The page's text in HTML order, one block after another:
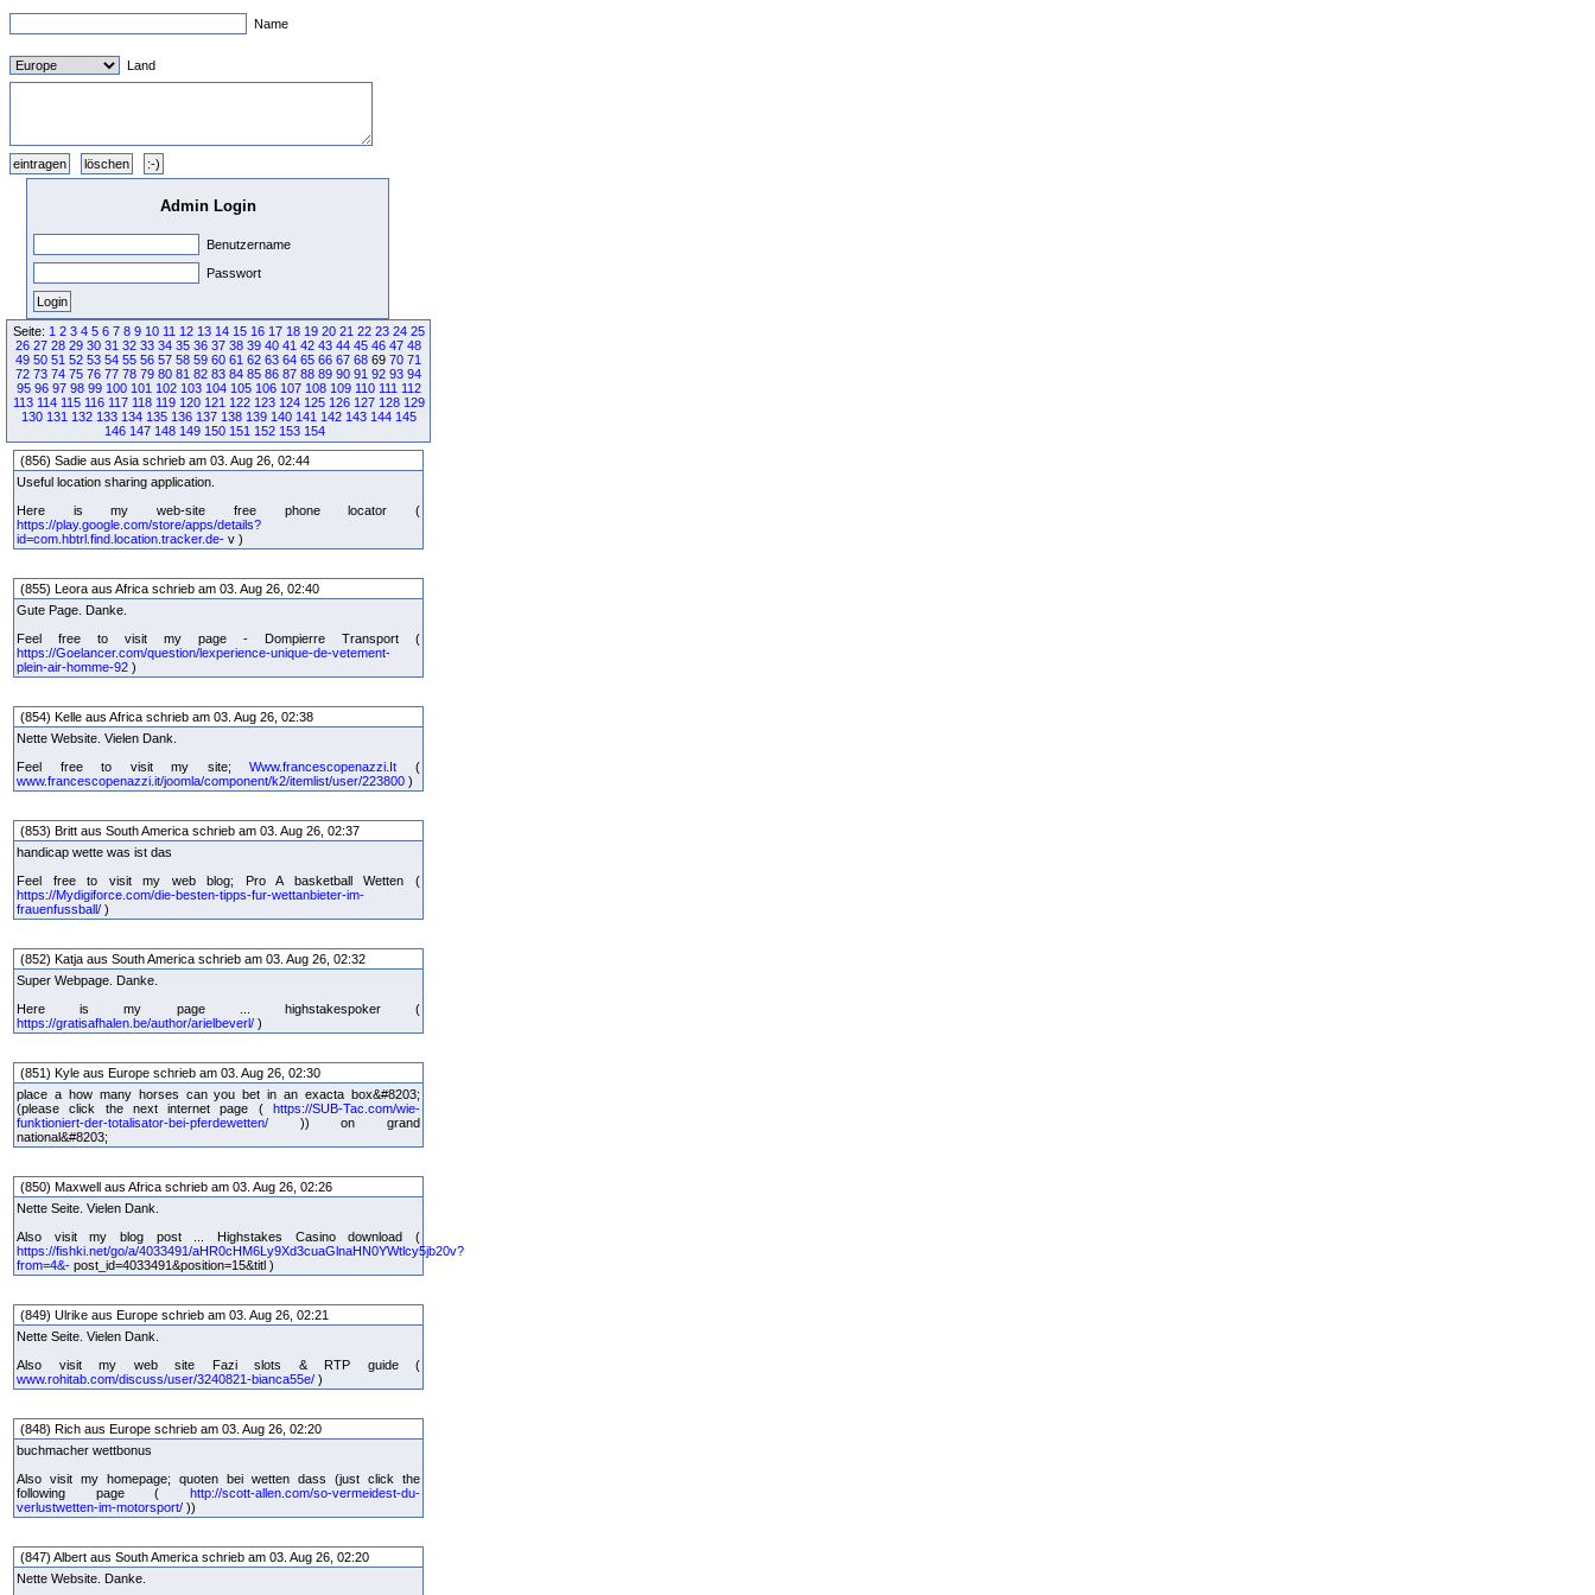
Name
Land
Admin Login
Benutzername
Passwort
Seite: 1 2 3 4 5 6 7 8 9 10 11 12 13 14 15 16 17 18 19 20 21 22 23 24 25
26 27 28 29 30 31 32 33 34 35 36 37 38 39 40 41 42 43 44 45 46 47 48
49 50 51 52 53 54 55 56 57 58 59 60 61 62 63 64 65 66 67 68 69 70 71
72 73 74 75 76 77 78 79 80 81 82 83 84 85 86 87 88 89 90 91 92 93 94
95 96 97 98 99 100 101 102 103 104 105 106 107 108 109 110 111 112
113 114 115 116 117 118 119 120 121 122 123 124 125 126 127 128 129
130 131 132 133 134 135 136 137 138 139 140 141 142 143 144 145
146 147 148 149 150 151 152 153 154
(856) Sadie aus Asia schrieb am 03. Aug 26, 02:44
Useful location sharing application.
Here is my web-site free phone locator (
https://play.google.com/store/apps/details?
id=com.hbtrl.find.location.tracker.de- v )
(855) Leora aus Africa schrieb am 03. Aug 26, 02:40
Gute Page. Danke.
Feel free to visit my page - Dompierre Transport (
https://Goelancer.com/question/lexperience-unique-de-vetement-
plein-air-homme-92 )
(854) Kelle aus Africa schrieb am 03. Aug 26, 02:38
Nette Website. Vielen Dank.
Feel free to visit my site;Www.francescopenazzi.It (
www.francescopenazzi.it/joomla/component/k2/itemlist/user/223800 )
(853) Britt aus South America schrieb am 03. Aug 26, 02:37
handicap wette was ist das
Feel free to visit my web blog; Pro A basketball Wetten (
https://Mydigiforce.com/die-besten-tipps-fur-wettanbieter-im-
frauenfussball/ )
(852) Katja aus South America schrieb am 03. Aug 26, 02:32
Super Webpage. Danke.
Here is my page ... highstakespoker (
https://gratisafhalen.be/author/arielbeverl/ )
(851) Kyle aus Europe schrieb am 03. Aug 26, 02:30
place a how many horses can you bet in an exacta box&#8203;
(please click the next internet page ( https://SUB-Tac.com/wie-
funktioniert-der-totalisator-bei-pferdewetten/ )) on grand
national&#8203;
(850) Maxwell aus Africa schrieb am 03. Aug 26, 02:26
Nette Seite. Vielen Dank.
Also visit my blog post ... Highstakes Casino download (
https://fishki.net/go/a/4033491/aHR0cHM6Ly9Xd3cuaGlnaHN0YWtlcy5jb20v?
from=4&- post_id=4033491&position=15&titl )
(849) Ulrike aus Europe schrieb am 03. Aug 26, 02:21
Nette Seite. Vielen Dank.
Also visit my web site Fazi slots & RTP guide (
www.rohitab.com/discuss/user/3240821-bianca55e/ )
(848) Rich aus Europe schrieb am 03. Aug 26, 02:20
buchmacher wettbonus
Also visit my homepage; quoten bei wetten dass (just click the
following page ( http://scott-allen.com/so-vermeidest-du-
verlustwetten-im-motorsport/ ))
(847) Albert aus South America schrieb am 03. Aug 26, 02:20
Nette Website. Danke.